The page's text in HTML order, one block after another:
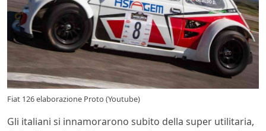
Fiat 126 elaborazione Proto (Youtube)
Gli italiani si innamorarono subito della super utilitaria,